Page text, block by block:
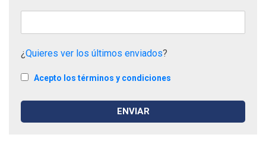
¿Quieres ver los últimos enviados?
Acepto los términos y condiciones